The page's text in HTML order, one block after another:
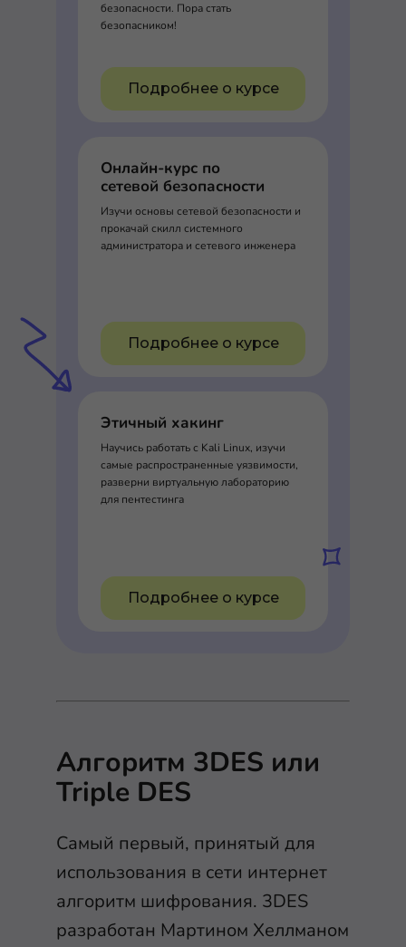
безопасности. Пора стать
безопасником!
Подробнее о курсе
Онлайн-курс по
сетевой безопасности
Изучи основы сетевой безопасности и
прокачай скилл системного
администратора и сетевого инженера
Подробнее о курсе
Этичный хакинг
Научись работать с Kali Linux, изучи
самые распространенные уязвимости,
разверни виртуальную лабораторию
для пентестинга
Подробнее о курсе
Алгоритм 3DES или
Triple DES
Самый первый, принятый для
использования в сети интернет
алгоритм шифрования. 3DES
разработан Мартином Хеллманом